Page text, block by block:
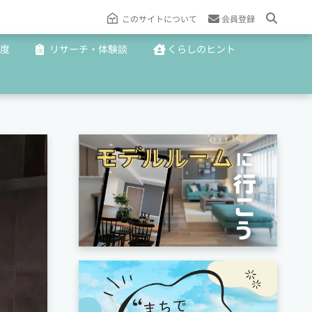
このサイトについて 会員登録
リサーチ・体験談 くらしのヒント